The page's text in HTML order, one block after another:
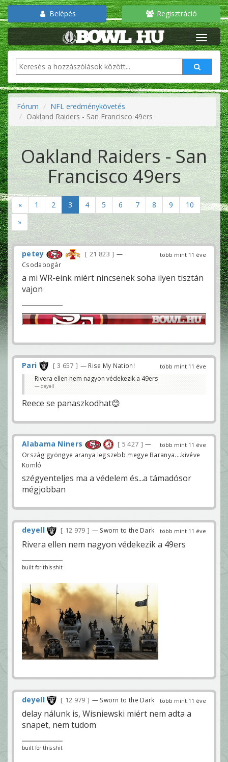
Belépés Regisztráció
Fórum
NFL eredménykövetés
Oakland Raiders - San Francisco 49ers
Oakland Raiders - San
Francisco 49ers
« 1 2 3 4 5 6 7 8 9
10
»
több mint 11 éve
petey 21 823
—
Csodabogár
a mi WR-eink miért nincsenek soha ilyen tisztán
vajon
több mint 11 éve
Pari 3 657 — Rise My Nation!
Rivera ellen nem nagyon védekezik a 49ers
deyell
Reece se panaszkodhat😊
több mint 11 éve
Alabama Niners 5 427
—
Ország gyöngye aranya legszebb megye Baranya....kivéve
Komló
szégyenteljes ma a védelem és...a támadósor
mégjobban
több mint 11 éve
deyell 12 979 — Sworn to the Dark
Rivera ellen nem nagyon védekezik a 49ers
built for this shit
több mint 11 éve
deyell 12 979 — Sworn to the Dark
delay nálunk is, Wisniewski miért nem adta a
snapet, nem tudom
built for this shit